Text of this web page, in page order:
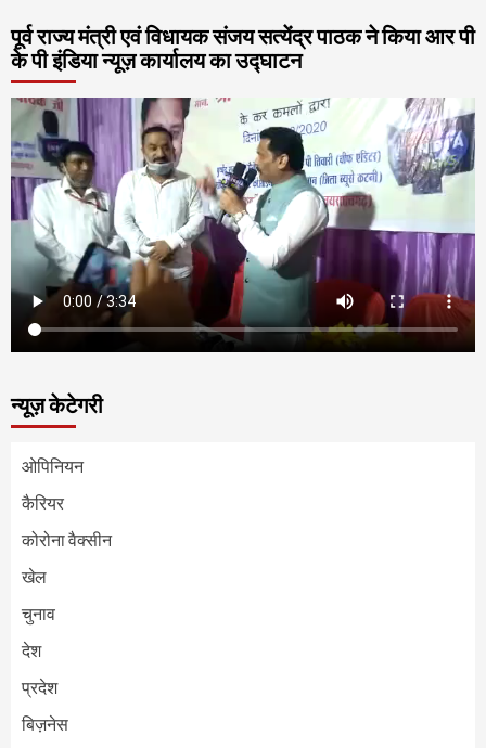
पूर्व राज्य मंत्री एवं विधायक संजय सत्येंद्र पाठक ने किया आर पी
के पी इंडिया न्यूज़ कार्यालय का उद्घाटन
न्यूज़ केटेगरी
ओपिनियन
कैरियर
कोरोना वैक्सीन
खेल
चुनाव
देश
प्रदेश
बिज़नेस